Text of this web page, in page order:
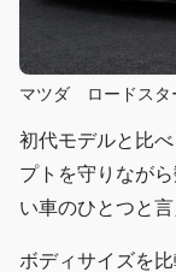
マツダ ロードス
初代モデルと比
プトを守りなが
い車のひとつと言
ボディサイズを